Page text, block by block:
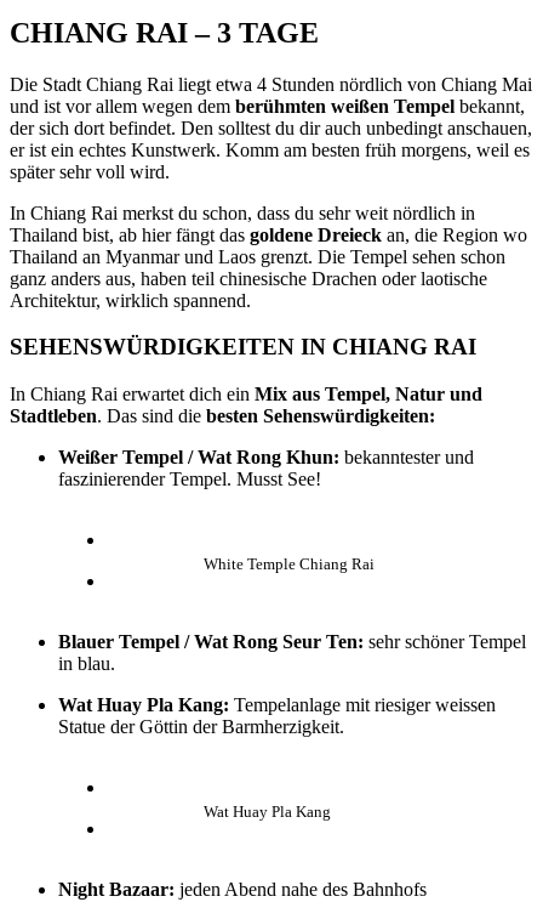
CHIANG RAI – 3 TAGE
Die Stadt Chiang Rai liegt etwa 4 Stunden nördlich von Chiang Mai
und ist vor allem wegen dem berühmten weißen Tempel bekannt,
der sich dort befindet. Den solltest du dir auch unbedingt anschauen,
er ist ein echtes Kunstwerk. Komm am besten früh morgens, weil es
später sehr voll wird.
In Chiang Rai merkst du schon, dass du sehr weit nördlich in
Thailand bist, ab hier fängt das goldene Dreieck an, die Region wo
Thailand an Myanmar und Laos grenzt. Die Tempel sehen schon
ganz anders aus, haben teil chinesische Drachen oder laotische
Architektur, wirklich spannend.
SEHENSWÜRDIGKEITEN IN CHIANG RAI
In Chiang Rai erwartet dich ein Mix aus Tempel, Natur und
Stadtleben. Das sind die besten Sehenswürdigkeiten:
Weißer Tempel / Wat Rong Khun: bekanntester und
faszinierender Tempel. Musst See!
White Temple Chiang Rai
Blauer Tempel /Wat Rong Seur Ten: sehr schöner Tempel
in blau.
Wat Huay Pla Kang: Tempelanlage mit riesiger weissen
Statue der Göttin der Barmherzigkeit.
Wat Huay Pla Kang
Night Bazaar: jeden Abend nahe des Bahnhofs